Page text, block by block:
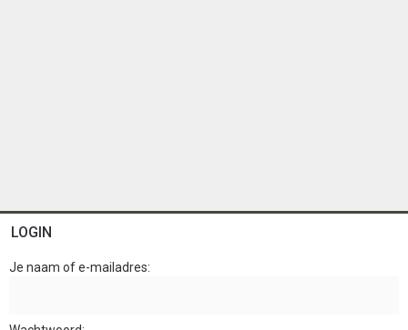
LOGIN
Je naam of e-mailadres